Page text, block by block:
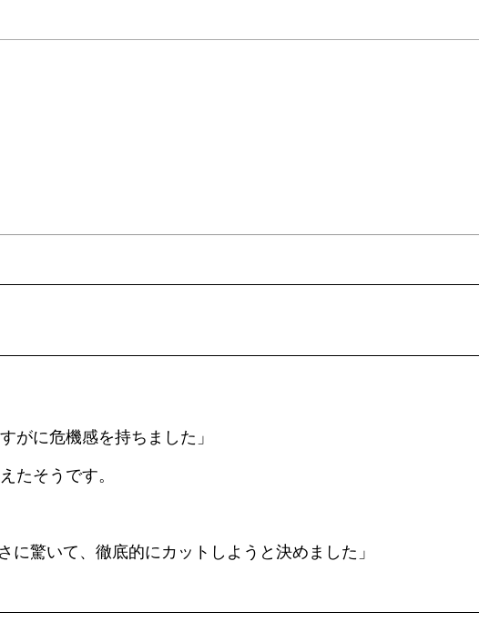
がに危機感を持ちました」
たそうです。
に驚いて、徹底的にカットしようと決めました」